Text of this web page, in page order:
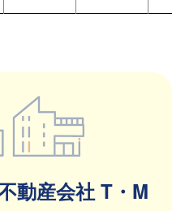
動産会社 T・M